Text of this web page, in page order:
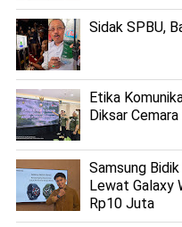
Sidak SPBU,
Etika
Diksar
Samsung
Lewat Galaxy
Rp10 Juta